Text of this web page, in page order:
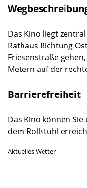
Aktuelles Wetter
Das Kino liegt
Rathaus Richtung
Friesenstraße
Metern auf der
Barrierefreiheit
Das Kino können
dem Rollstuhl